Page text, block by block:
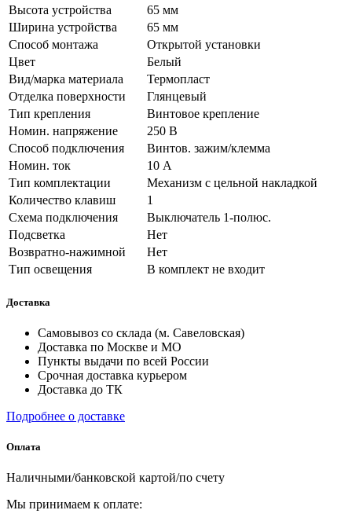
Высота устройства
65 мм
Ширина устройства
65 мм
Способ монтажа
Открытой установки
Цвет
Белый
Вид/марка материала
Термопласт
Отделка поверхности
Глянцевый
Тип крепления
Винтовое крепление
Номин. напряжение
250 В
Способ подключения
Винтов. зажим/клемма
Номин. ток
10 А
Тип комплектации
Механизм с цельной накладкой
Количество клавиш
1
Схема подключения
Выключатель 1-полюс.
Подсветка
Нет
Возвратно-нажимной
Нет
Тип освещения
В комплект не входит
Доставка
Самовывоз со склада (м. Савеловская)
Доставка по Москве и МО
Пункты выдачи по всей России
Срочная доставка курьером
Доставка до ТК
Подробнее о доставке
Оплата
Наличными/банковской картой/по счету
Мы принимаем к оплате: